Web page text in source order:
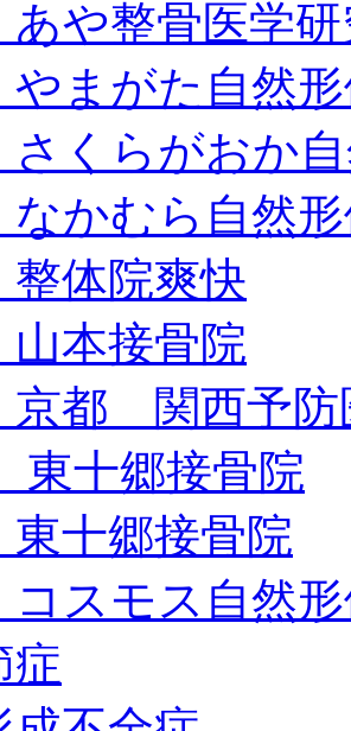
や整骨医学研
まがた自然形
くらがおか自
かむら自然形
体院爽快
本接骨院
京都 関西予防
十郷接骨院
十郷接骨院
スモス自然形
症